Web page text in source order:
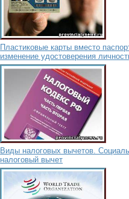
Пластиковые карты вместо
изменение удостоверения
Виды налоговых вычетов.
налоговый вычет